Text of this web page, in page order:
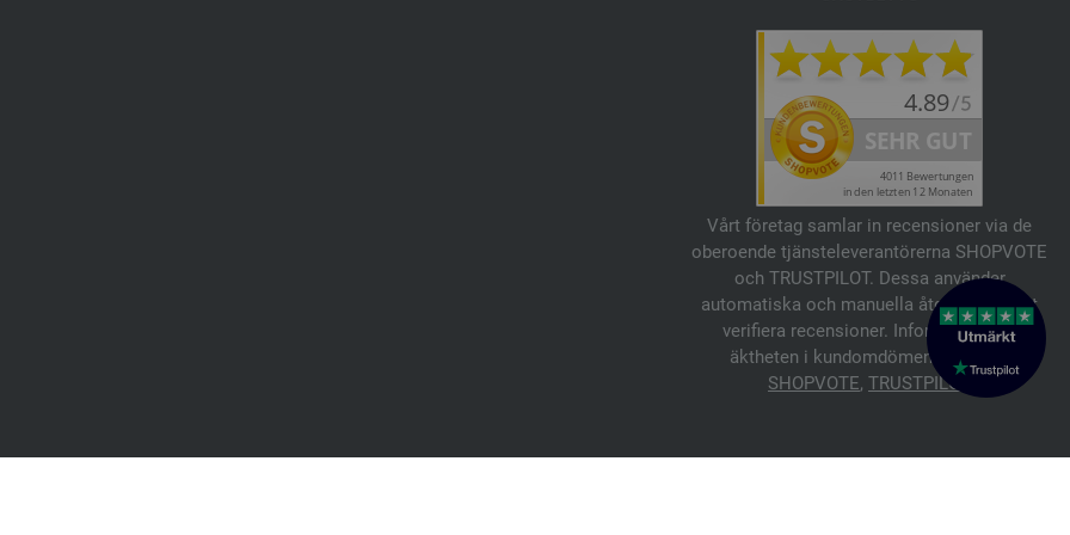
Vårt företag samlar in recensioner via de
oberoende tjänsteleverantörerna SHOPVOTE
och TRUSTPILOT. Dessa använder
automatiska och manuella åtgärder för att
verifiera recensioner. Information om
äktheten i kundomdömen finns här:
SHOPVOTE, TRUSTPILOT